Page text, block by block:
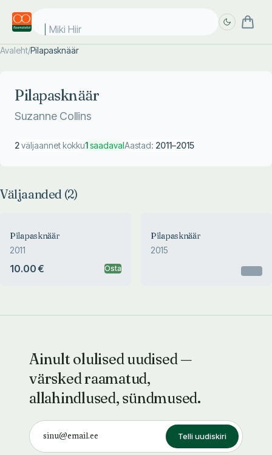
Miki Hiir
Avaleht/Pilapasknäär
Pilapasknäär
Suzanne Collins
2väljaannet kokku1saadavalAastad: 2011–2015
Väljaanded (2)
Pilapasknäär
2011
10.00 € Osta
Pilapasknäär
2015
Ainult olulised uudised —
värsked raamatud,
allahindlused, sündmused.
Telli uudiskiri